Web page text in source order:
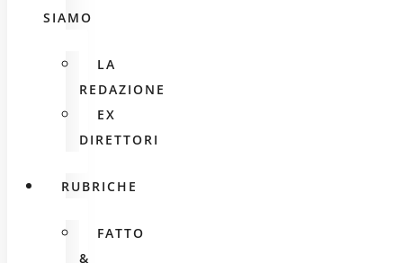
SIAMO
LA
REDAZIONE
EX
DIRETTORI
RUBRICHE
FATTO
&